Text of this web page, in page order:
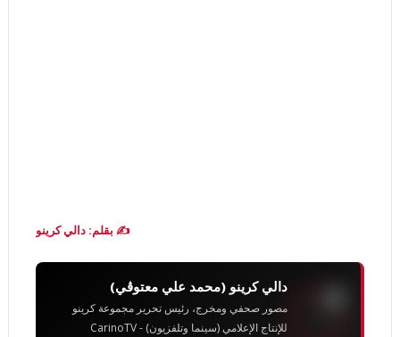
✍️ بقلم: دالي كرينو
دالي كرينو (محمد علي معتوڨي)
مصور صحفي ومخرج، رئيس تحرير مجموعة كرينو
للإنتاج الإعلامي (سينما وتلفزيون) - CarinoTV